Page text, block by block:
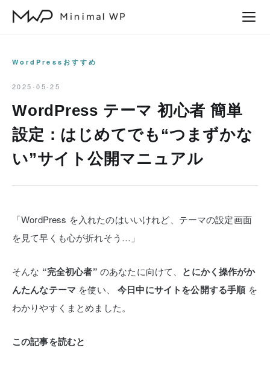
WordPressおすすめ
2025-05-25
WordPress テーマ 初心者 簡単
設定：はじめてでも“つまずかな
い”サイト公開マニュアル
「WordPress を入れたのはいいけれど、テーマの設定画面
を見て早くも心が折れそう…」
そんな “完全初心者” のあなたに向けて、 とにかく操作がか
んたんなテーマ を使い、 今日中にサイトを公開する手順を
わかりやすくまとめました。
この記事を読むと